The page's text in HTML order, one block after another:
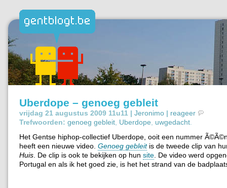
Uberdope – genoeg gebleit
vrijdag 21 augustus 2009 11u11 | Jeronimo | reageer
Trefwoorden: genoeg gebleit Uberdope uwgedacht
Het Gentse hiphop-collectief Uberdope, ooit een nummer
heeft een nieuwe video. Genoeg gebleitis de tweede clip van
Huis . De clip is ook te bekijken op hun site . De video werd
Portugal en als ik het goed zie, is het het strand van de